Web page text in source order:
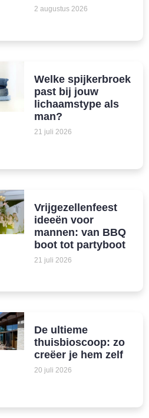
2 augustus 2026
Welke spijkerbroek
past bij jouw
lichaamstype als
man?
21 juli 2026
Vrijgezellenfeest
ideeën voor
mannen: van BBQ
boot tot partyboot
21 juli 2026
De ultieme
thuisbioscoop: zo
creëer je hem zelf
20 juli 2026